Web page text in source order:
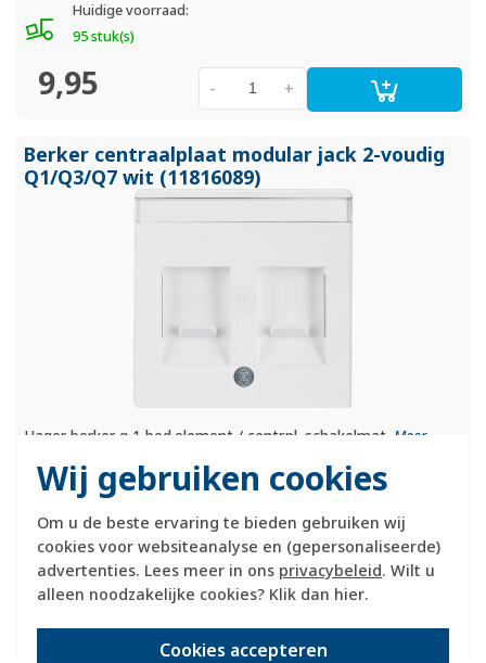
Wij gebruiken cookies
Om u de beste ervaring te bieden gebruiken wij
cookies voor websiteanalyse en (gepersonaliseerde)
advertenties. Lees meer in ons privacybeleid. Wilt u
alleen noodzakelijke cookies? Klik dan hier.
Cookies accepteren
Huidige voorraad:
95 stuk(s)
9,95 +
-
Berker centraalplaat modular jack 2-voudig
Q1/Q3/Q7 wit (11816089)
Hager berker q 1 bed.element / centr.pl. schakelmat. Meer
Verwachte levertijd:
voor maandag 21u besteld, dinsdag in huis*
Huidige voorraad:
27 stuk(s)
11,95 +
-